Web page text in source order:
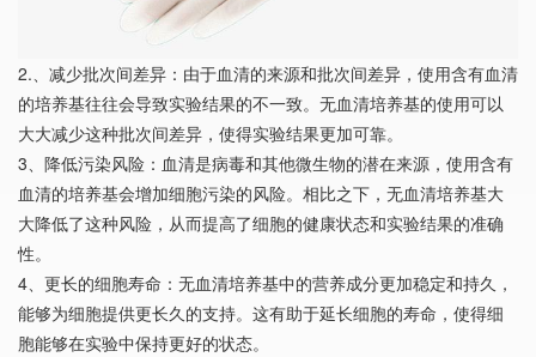
2.、减少批次间差异：由于血清的来源和批次间差异，使用含有血清
的培养基往往会导致实验结果的不一致。无血清培养基的使用可以
大大减少这种批次间差异，使得实验结果更加可靠。
3、降低污染风险：血清是病毒和其他微生物的潜在来源，使用含有
血清的培养基会增加细胞污染的风险。相比之下，无血清培养基大
大降低了这种风险，从而提高了细胞的健康状态和实验结果的准确
性。
4、更长的细胞寿命：无血清培养基中的营养成分更加稳定和持久，
能够为细胞提供更长久的支持。这有助于延长细胞的寿命，使得细
胞能够在实验中保持更好的状态。